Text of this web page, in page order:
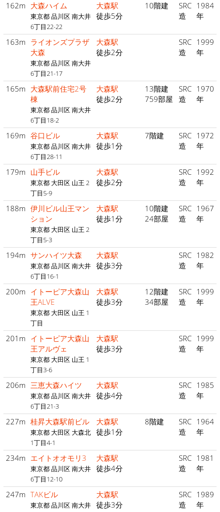
162m 大森ハイム
東京都 品川区 南大井
6丁目22-22
大森駅
徒歩5分
10階建
SRC
造
1984
年
163m ライオンズプラザ
大森
東京都 品川区 南大井
6丁目21-17
大森駅
徒歩2分
SRC
造
1999
年
165m 大森駅前住宅2号
棟
東京都 品川区 南大井
6丁目18-2
大森駅
徒歩2分
13階建
759部屋
SRC
造
1970
年
169m 谷口ビル
東京都 品川区 南大井
6丁目28-11
大森駅
徒歩1分
7階建
SRC
造
1972
年
179m 山手ビル
東京都 大田区 山王 2
丁目5-9
大森駅
徒歩2分
SRC
造
1992
年
188m 伊川ビル山王マン
ション
東京都 大田区 山王 2
丁目5-3
大森駅
徒歩1分
10階建
24部屋
SRC
造
1967
年
194m サンハイツ大森
東京都 品川区 南大井
6丁目16-1
大森駅
徒歩3分
SRC
造
1982
年
200m イトーピア大森山
王ALVE
東京都 大田区 山王 1
丁目
大森駅
徒歩3分
12階建
34部屋
SRC
造
1999
年
201m イトーピア大森山
王アルヴェ
東京都 大田区 山王 1
丁目3-6
大森駅
徒歩3分
SRC
造
1999
年
206m 三恵大森ハイツ
東京都 品川区 南大井
6丁目21-3
大森駅
徒歩4分
SRC
造
1985
年
227m 桂昇大森駅前ビル
東京都 大田区 大森北
1丁目4-1
大森駅
徒歩1分
8階建
SRC
造
1964
年
234m エイトオオモリ3
東京都 品川区 南大井
6丁目12-10
大森駅
徒歩4分
SRC
造
1981
年
247m TAKビル
東京都 品川区 南大井
大森駅
徒歩3分
SRC
造
1989
年